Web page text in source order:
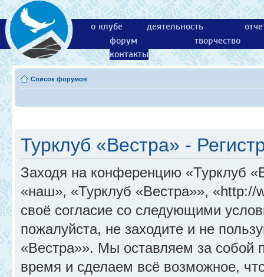
о клубе деятельность
форум
творчество
контакты
Список форумов
Турклуб «Вестра» -
Заходя на конференцию «Турклуб
«наш», «Турклуб «Вестра»»,
своё согласие со следующими
пожалуйста, не заходите и не
«Вестра»». Мы оставляем за собой
время и сделаем всё возможное,